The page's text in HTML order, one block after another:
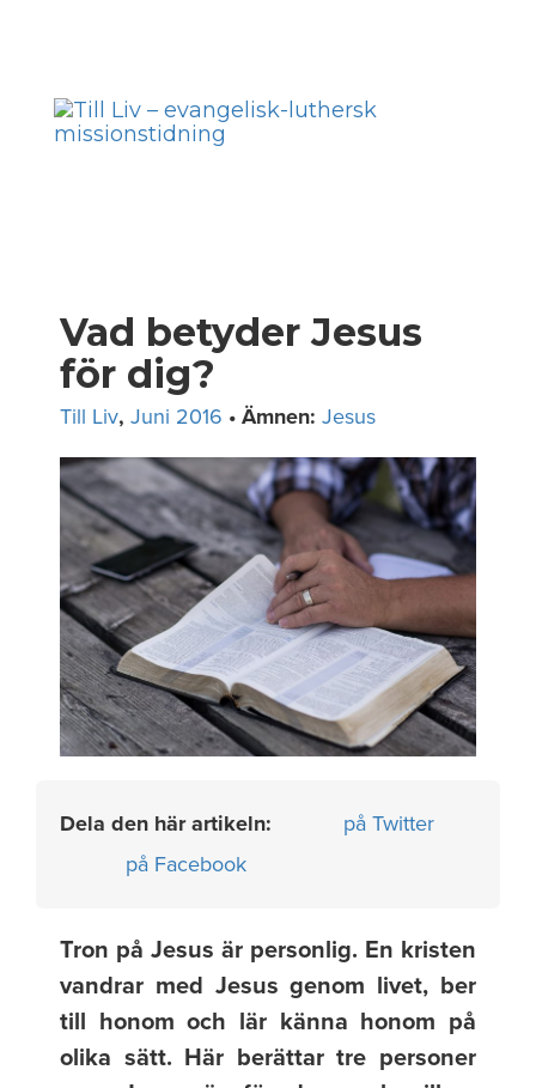
Vad betyder Jesus
för dig?
Till Liv, Juni 2016 • Ämnen: Jesus
Dela den här artikeln:
på Twitter
på Facebook
Tron på Jesus är personlig. En kristen
vandrar med Jesus genom livet, ber
till honom och lär känna honom på
olika sätt. Här berättar tre personer